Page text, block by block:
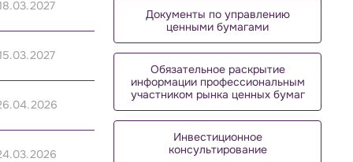
Документы по управлению
ценными бумагами
Обязательное раскрытие
информации профессиональным
участником рынка ценных бумаг
Инвестиционное
консультирование